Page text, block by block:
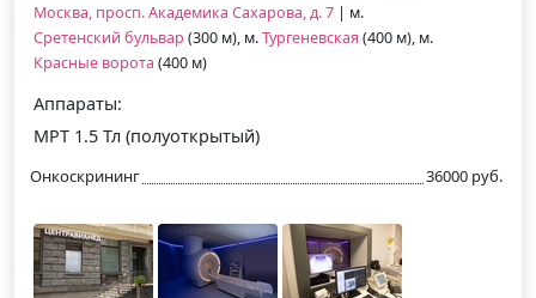
Москва, просп. Академика Сахарова, д. 7 | м.
Сретенский бульвар (300 м), м.Тургеневская (400 м), м.
Красные ворота (400 м)
Аппараты:
МРТ 1.5 Тл (полуоткрытый)
Онкоскрининг 36000 руб.